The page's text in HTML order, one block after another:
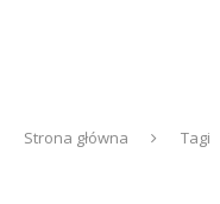
Strona główna Tagi